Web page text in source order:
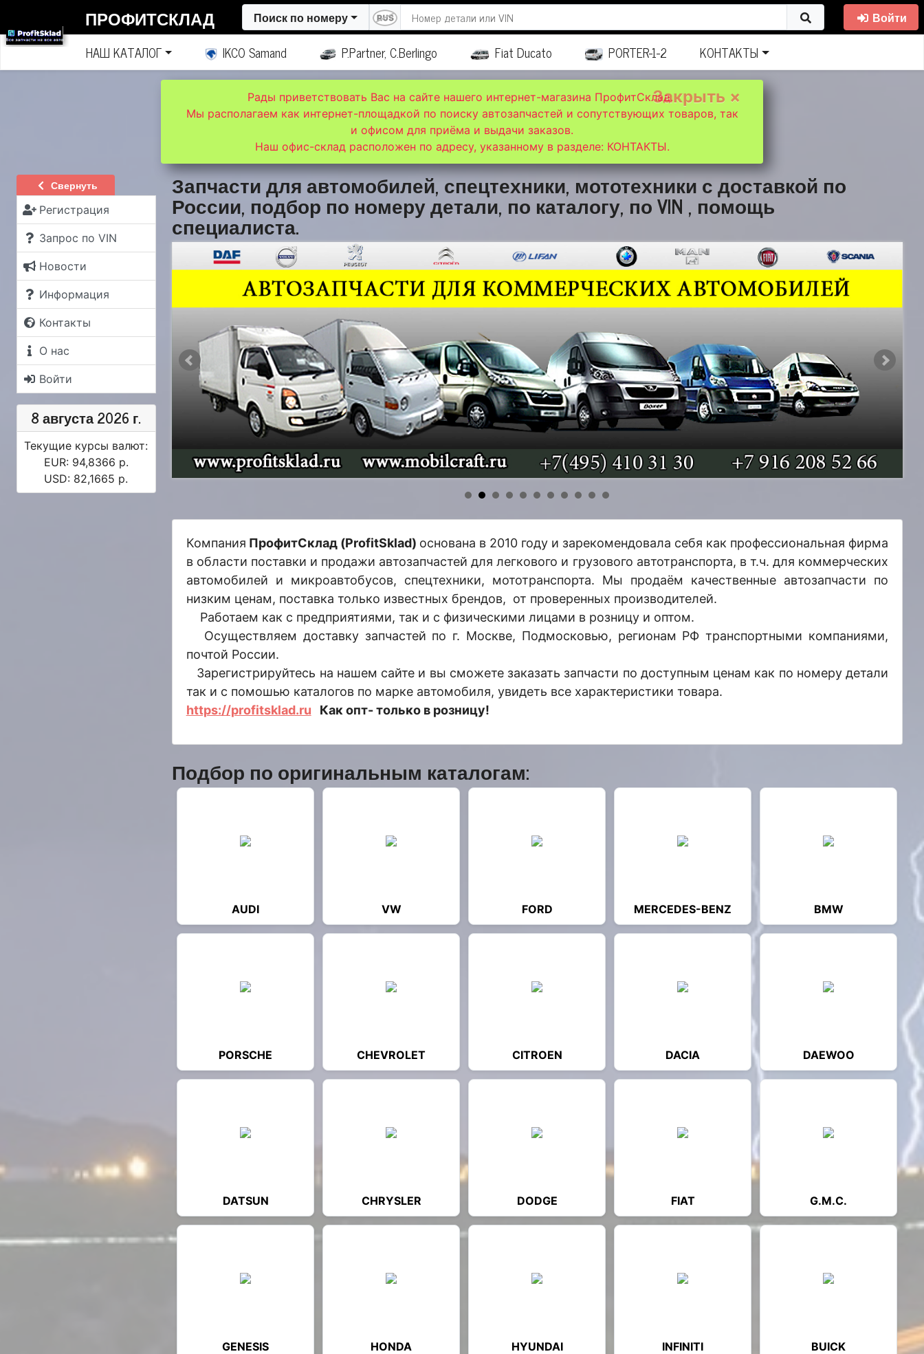
ПРОФИТСКЛАД Поиск по номеру Войти
НАШ КАТАЛОГ IKCO Samand P.Partner, C.Berlingo Fiat Ducato PORTER-1-2 КОНТАКТЫ
Закрыть ×
Рады приветствовать Вас на сайте нашего интернет-магазина ПрофитСклад.
Мы располагаем как интернет-площадкой по поиску автозапчастей и сопутствующих товаров, так
и офисом для приёма и выдачи заказов.
Наш офис-склад расположен по адресу, указанному в разделе: КОНТАКТЫ.
Свернуть
Регистрация
Запрос по VIN
Новости
Информация
Контакты
О нас
Войти
8 августа 2026 г.
Текущие курсы валют:
EUR: 94,8366 р.
USD: 82,1665 р.
Запчасти для автомобилей, спецтехники, мототехники с доставкой по
России, подбор по номеру детали, по каталогу, по VIN , помощь
специалиста.
Компания ПрофитСклад (ProfitSklad) основана в 2010 году и зарекомендовала себя как профессиональная фирма
в области поставки и продажи автозапчастей для легкового и грузового автотранспорта, в т.ч. для коммерческих
автомобилей и микроавтобусов, спецтехники, мототранспорта. Мы продаём качественные автозапчасти по
низким ценам, поставка только известных брендов, от проверенных производителей.
Работаем как с предприятиями, так и с физическими лицами в розницу и оптом.
Осуществляем доставку запчастей по г. Москве, Подмосковью, регионам РФ транспортными компаниями,
почтой России.
Зарегистрируйтесь на нашем сайте и вы сможете заказать запчасти по доступным ценам как по номеру детали
так и с помошью каталогов по марке автомобиля, увидеть все характеристики товара.
https://profitsklad.ru Как опт- только в розницу!
Подбор по оригинальным каталогам:
AUDI VW FORD MERCEDES-BENZ BMW
PORSCHE CHEVROLET CITROEN DACIA DAEWOO
DATSUN CHRYSLER DODGE FIAT G.M.C.
GENESIS HONDA HYUNDAI INFINITI BUICK